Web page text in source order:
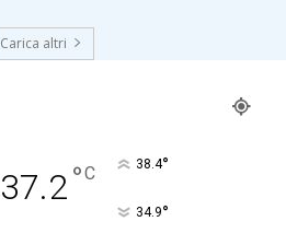
Carica altri
37.2°C 38.4°
34.9°